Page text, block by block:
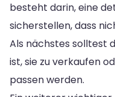
besteht darin, eine
sicherstellen, dass
Als nächstes solltest
ist, sie zu verkaufen
passen werden.